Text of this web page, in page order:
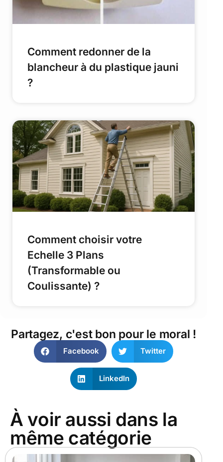
Comment redonner de la
blancheur à du plastique jauni
?
Comment choisir votre
Echelle 3 Plans
(Transformable ou
Coulissante) ?
Partagez, c'est bon pour le moral !
Facebook Twitter
LinkedIn
À voir aussi dans la
même catégorie